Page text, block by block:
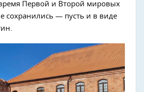
Первой и Второй мировых
сохранились — пусть и в виде